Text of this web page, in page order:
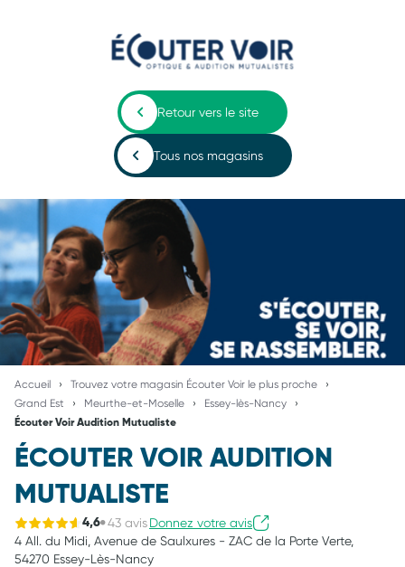
Retour vers le site
Tous nos magasins
Accueil
Trouvez votre magasin Écouter Voir le plus proche
Grand Est
Meurthe-et-Moselle Essey-lès-Nancy
Écouter Voir Audition Mutualiste
ÉCOUTER VOIR AUDITION
MUTUALISTE
4,6 43 avisDonnez votre avis
4 All. du Midi, Avenue de Saulxures - ZAC de la Porte Verte,
54270 Essey-Lès-Nancy